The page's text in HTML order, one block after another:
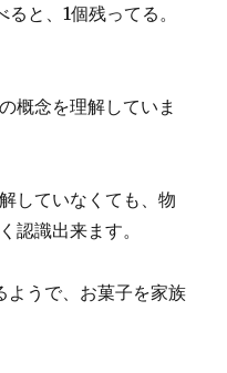
と、1個残ってる。
概念を理解していま
していなくても、物
認識出来ます。
ようで、お菓子を家族